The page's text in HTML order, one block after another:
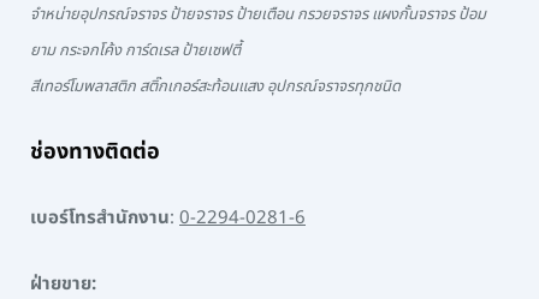
จำหน่ายอุปกรณ์จราจร ป้ายจราจร ป้ายเตือน กรวยจราจร แผงกั้นจราจร ป้อม
ยาม กระจกโค้ง การ์ดเรล ป้ายเซฟตี้
สีเทอร์โมพลาสติก สติ๊กเกอร์สะท้อนแสง อุปกรณ์จราจรทุกชนิด
ช่องทางติดต่อ
เบอร์โทรสำนักงาน: 0-2294-0281-6
ฝ่ายขาย: